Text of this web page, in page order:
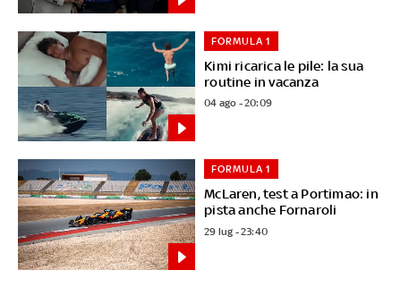
Kimi ricarica le pile: la sua
routine in vacanza
FORMULA 1
04 ago - 20:09
McLaren, test a Portimao: in
pista anche Fornaroli
FORMULA 1
29 lug - 23:40